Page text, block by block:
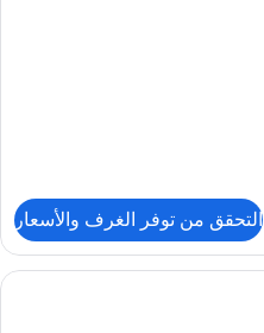
التحقق من توفر الغرف والأسعار
خزنة داخل الغرفة ومكتب وستائر تعتيم